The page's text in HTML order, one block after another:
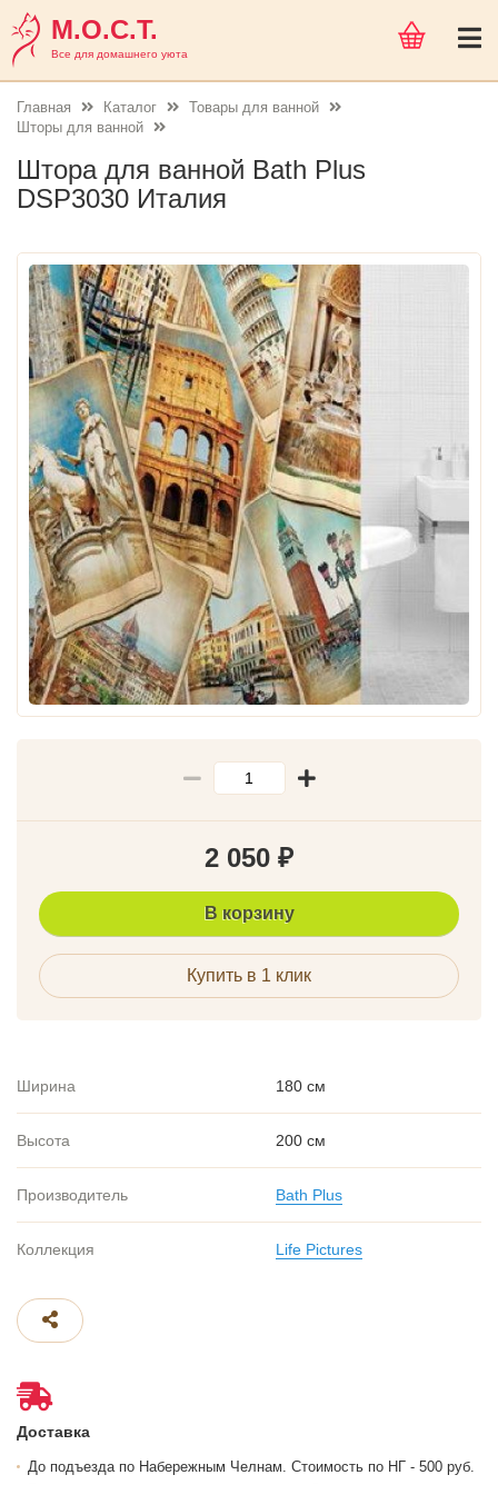
М.О.С.Т.
Все для домашнего уюта
Главная Каталог
Товары для ванной
Шторы для ванной
Штора для ванной Bath Plus
DSP3030 Италия
2 050 ₽
В корзину
Купить в 1 клик
Ширина 180 см
Высота 200 см
Производитель Bath Plus
Коллекция Life Pictures
Доставка
До подъезда по Набережным Челнам. Стоимость по НГ - 500 руб.